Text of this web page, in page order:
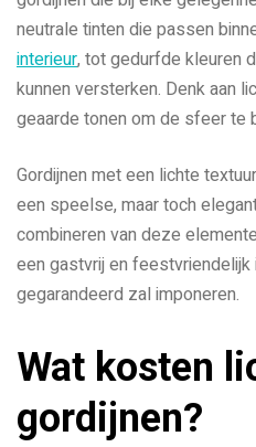
neutrale tinten die passen
interieur, tot gedurfde kleuren
kunnen versterken. Denk aan
geaarde tonen om de sfeer te
Gordijnen met een lichte
een speelse, maar toch
combineren van deze
een gastvrij en
gegarandeerd zal imponeren.
Wat kosten
gordijnen?